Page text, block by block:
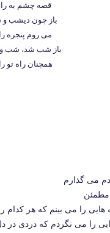
قصه چشم به
باز چون دیشب و
می روم پنجره
باز شب شد، شب و
همچنان راه تو
می گذارم
مطمئن
هایی را می بینم که هر کدام
را می نگردم که دردی در دل